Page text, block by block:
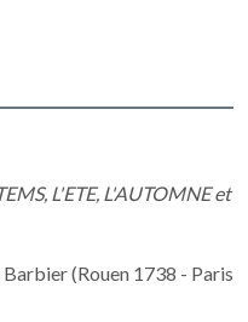
L'ETE, L'AUTOMNE et
(Rouen 1738 - Paris